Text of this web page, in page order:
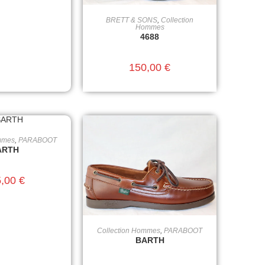
CHOIX DES OPTIONS
BRETT & SONS Collection
Hommes
4688
150,00 €
OPTIONS
PARABOOT
€
CHOIX DES OPTIONS
Collection Hommes, PARABOOT
BARTH